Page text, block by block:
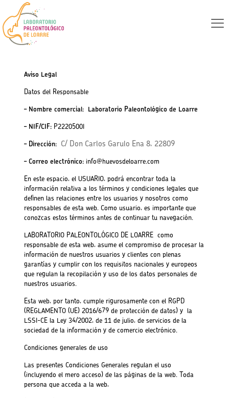
Aviso Legal
Datos del Responsable
– Nombre comercial: Laboratorio Paleontológico de Loarre
– NIF/CIF:P2220500I
– Dirección: C/ Don Carlos Garulo Ena 8, 22809
– Correo electrónico:info@huevosdeloarre.com
En este espacio, el USUARIO, podrá encontrar toda la
información relativa a los términos y condiciones legales que
definen las relaciones entre los usuarios y nosotros como
responsables de esta web. Como usuario, es importante que
conozcas estos términos antes de continuar tu navegación.
LABORATORIO PALEONTOLÓGICO DE LOARRE como
responsable de esta web, asume el compromiso de procesar la
información de nuestros usuarios y clientes con plenas
garantías y cumplir con los requisitos nacionales y europeos
que regulan la recopilación y uso de los datos personales de
nuestros usuarios.
Esta web, por tanto, cumple rigurosamente con el RGPD
(REGLAMENTO (UE) 2016/679 de protección de datos) y la
LSSI-CE la Ley 34/2002, de 11 de julio, de servicios de la
sociedad de la información y de comercio electrónico.
Condiciones generales de uso
Las presentes Condiciones Generales regulan el uso
(incluyendo el mero acceso) de las páginas de la web. Toda
persona que acceda a la web,